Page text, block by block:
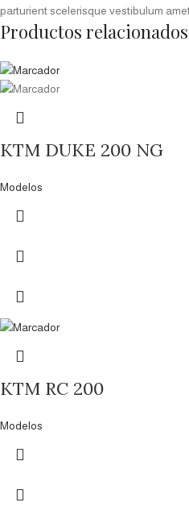
parturient scelerisque vestibulum
Productos relacionados
KTM DUKE 200 NG
Modelos
KTM RC 200
Modelos